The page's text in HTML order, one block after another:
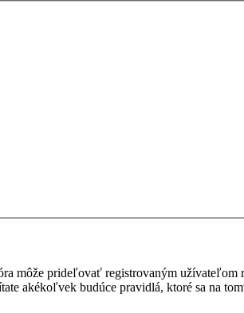
môže prideľovať registrovaným užívateľom
akékoľvek budúce pravidlá, ktoré sa na